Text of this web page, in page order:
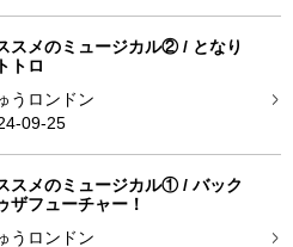
スメのミュージカル② / となり
トロ
うロンドン
09-25
スメのミュージカル① / バック
ザフューチャー！
うロンドン